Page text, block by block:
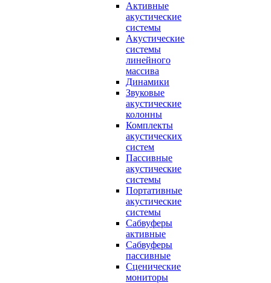
Активные
акустические
системы
Акустические
системы
линейного
массива
Динамики
Звуковые
акустические
колонны
Комплекты
акустических
систем
Пассивные
акустические
системы
Портативные
акустические
системы
Сабвуферы
активные
Сабвуферы
пассивные
Сценические
мониторы